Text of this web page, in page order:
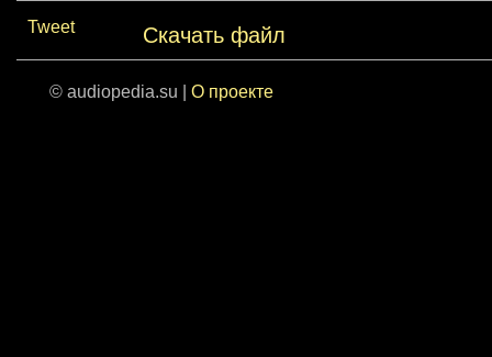
Tweet Скачать файл
© audiopedia.su | О проекте